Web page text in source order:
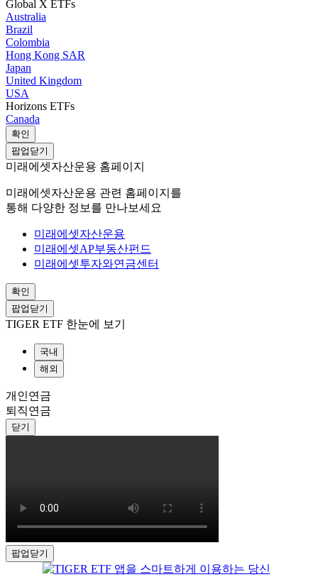
Global X ETFs
Australia
Brazil
Colombia
Hong Kong SAR
Japan
United Kingdom
USA
Horizons ETFs
Canada
확인
팝업닫기
미래에셋자산운용 홈페이지
미래에셋자산운용 관련 홈페이지를
통해 다양한 정보를 만나보세요
미래에셋자산운용
미래에셋AP부동산펀드
미래에셋투자와연금센터
확인
팝업닫기
TIGER ETF 한눈에 보기
국내
해외
개인연금
퇴직연금
닫기
팝업닫기